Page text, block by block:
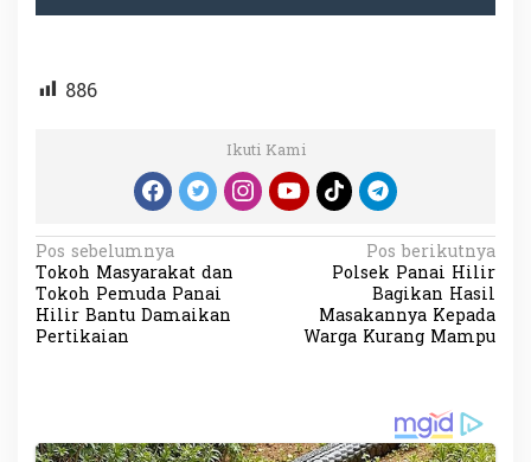
886
Ikuti Kami
N
a
v
Pos sebelumnya
Tokoh Masyarakat dan
Tokoh Pemuda Panai
Hilir Bantu Damaikan
Pertikaian
Pos berikutnya
Polsek Panai Hilir
Bagikan Hasil
Masakannya Kepada
Warga Kurang Mampu